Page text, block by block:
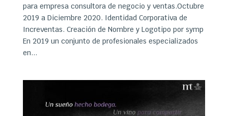
para empresa consultora de negocio y ventas.Octubre
2019 a Diciembre 2020. Identidad Corporativa de
Increventas. Creación de Nombre y Logotipo por symp
En 2019 un conjunto de profesionales especializados
en...